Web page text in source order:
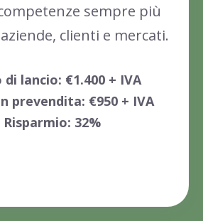
sempre più
clienti e mercati.
di lancio: €1.400 + IVA
prevendita: €950 + IVA
Risparmio: 32%